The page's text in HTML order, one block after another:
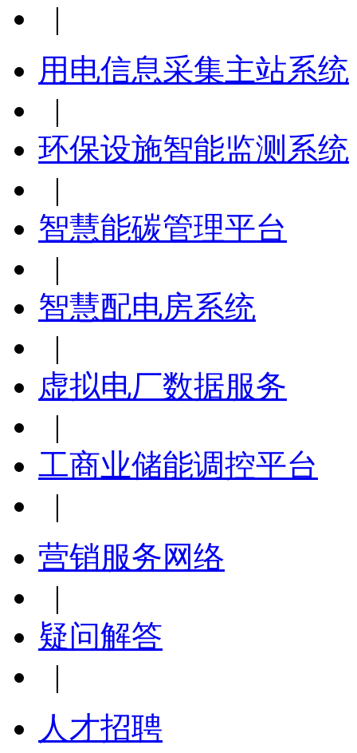
|
用电信息采集主站系统
|
环保设施智能监测系统
|
智慧能碳管理平台
|
智慧配电房系统
|
虚拟电厂数据服务
|
工商业储能调控平台
|
营销服务网络
|
疑问解答
|
人才招聘